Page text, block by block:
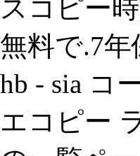
スコピー
無料で.7
hb - sia コ
エコピー